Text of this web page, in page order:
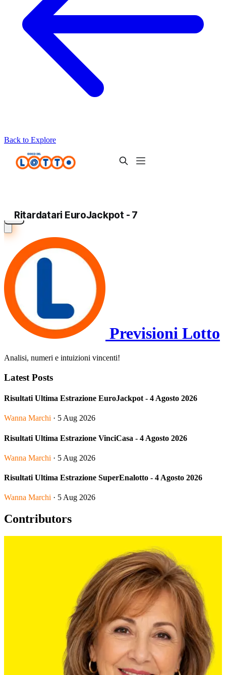
Back to Explore
Previsioni Lotto
Analisi, numeri e intuizioni vincenti!
Latest Posts
Risultati Ultima Estrazione EuroJackpot - 4 Agosto 2026
Wanna Marchi · 5 Aug 2026
Risultati Ultima Estrazione VinciCasa - 4 Agosto 2026
Wanna Marchi · 5 Aug 2026
Risultati Ultima Estrazione SuperEnalotto - 4 Agosto 2026
Wanna Marchi · 5 Aug 2026
Contributors